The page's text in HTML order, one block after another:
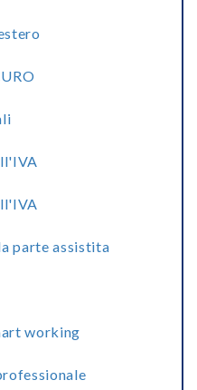
parte assistita
working